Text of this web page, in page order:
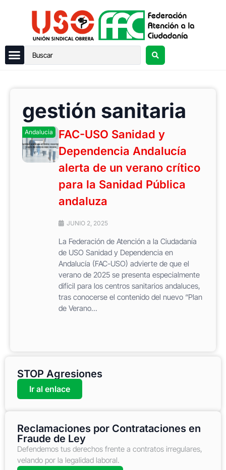
gestión sanitaria
Andalucia
FAC-USO Sanidad y
Dependencia Andalucía
alerta de un verano crítico
para la Sanidad Pública
andaluza
JUNIO 2, 2025
La Federación de Atención a la Ciudadanía
de USO Sanidad y Dependencia en
Andalucía (FAC-USO) advierte de que el
verano de 2025 se presenta especialmente
difícil para los centros sanitarios andaluces,
tras conocerse el contenido del nuevo “Plan
de Verano...
STOP Agresiones
Ir al enlace
Reclamaciones por Contrataciones en
Fraude de Ley
Defendemos tus derechos frente a contratos irregulares,
velando por la legalidad laboral.